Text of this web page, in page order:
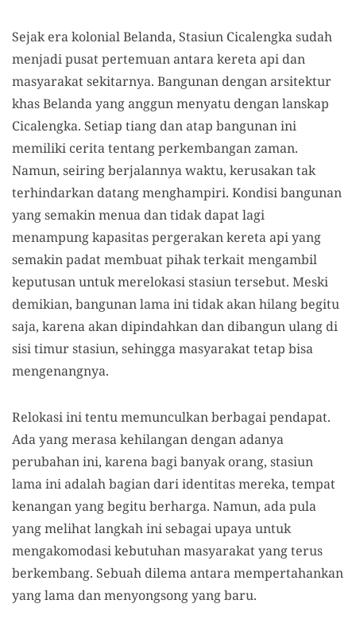
Sejak era kolonial Belanda, Stasiun Cicalengka sudah
menjadi pusat pertemuan antara kereta api dan
masyarakat sekitarnya. Bangunan dengan arsitektur
khas Belanda yang anggun menyatu dengan lanskap
Cicalengka. Setiap tiang dan atap bangunan ini
memiliki cerita tentang perkembangan zaman.
Namun, seiring berjalannya waktu, kerusakan tak
terhindarkan datang menghampiri. Kondisi bangunan
yang semakin menua dan tidak dapat lagi
menampung kapasitas pergerakan kereta api yang
semakin padat membuat pihak terkait mengambil
keputusan untuk merelokasi stasiun tersebut. Meski
demikian, bangunan lama ini tidak akan hilang begitu
saja, karena akan dipindahkan dan dibangun ulang di
sisi timur stasiun, sehingga masyarakat tetap bisa
mengenangnya.
Relokasi ini tentu memunculkan berbagai pendapat.
Ada yang merasa kehilangan dengan adanya
perubahan ini, karena bagi banyak orang, stasiun
lama ini adalah bagian dari identitas mereka, tempat
kenangan yang begitu berharga. Namun, ada pula
yang melihat langkah ini sebagai upaya untuk
mengakomodasi kebutuhan masyarakat yang terus
berkembang. Sebuah dilema antara mempertahankan
yang lama dan menyongsong yang baru.